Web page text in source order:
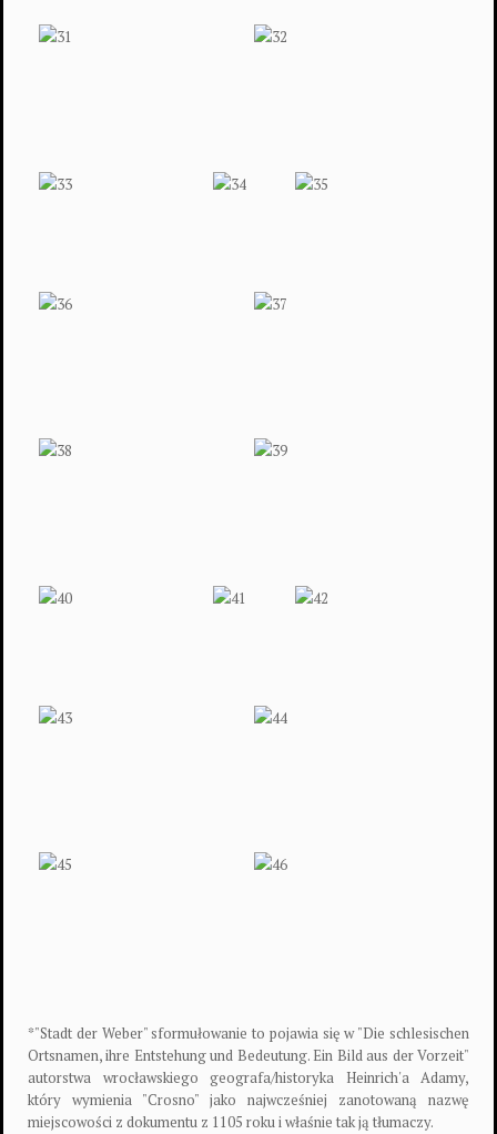
*"Stadt der Weber" sformułowanie to pojawia się w "Die schlesischen
Ortsnamen, ihre Entstehung und Bedeutung. Ein Bild aus der Vorzeit"
autorstwa wrocławskiego geografa/historyka Heinrich'a Adamy,
który wymienia "Crosno" jako najwcześniej zanotowaną nazwę
miejscowości z dokumentu z 1105 roku i właśnie tak ją tłumaczy.